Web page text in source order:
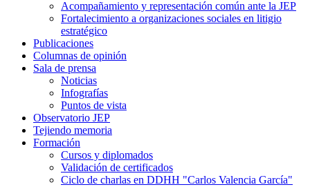
Acompañamiento y representación común ante la JEP
Fortalecimiento a organizaciones sociales en litigio
estratégico
Publicaciones
Columnas de opinión
Sala de prensa
Noticias
Infografías
Puntos de vista
Observatorio JEP
Tejiendo memoria
Formación
Cursos y diplomados
Validación de certificados
Ciclo de charlas en DDHH "Carlos Valencia García"